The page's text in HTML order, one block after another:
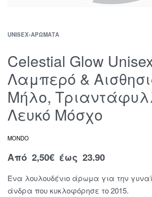
UNISEX›ΑΡΏΜΑΤΑ
Celestial Glow
Λαμπερό &
Μήλο,
Λευκό Μόσχο
MONDO
Από 2,50€ έως 23.90
Ένα λουλουδένιο άρωμα για την
άνδρα που κυκλοφόρησε το 2015.